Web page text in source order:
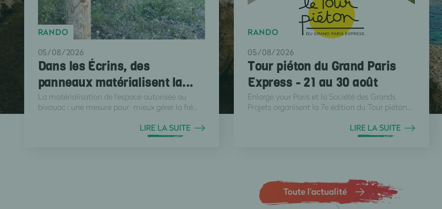
RANDO
05/08/2026
Dans les Écrins, des
panneaux matérialisent la...
La matérialisation de l'espace autorisée au
bivouac : une mesure pour mieux gérer la fré...
LIRE LA SUITE
RANDO
05/08/2026
Tour piéton du Grand Paris
Express - 21 au 30 août
Enlarge your Paris et la Société des Grands
Projets organisent la 7e édition du Tour piéton...
LIRE LA SUITE
Toute l’actualité